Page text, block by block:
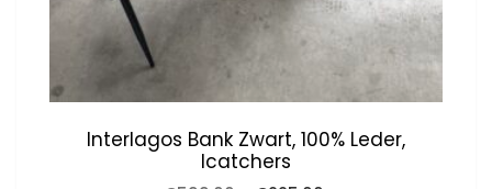
Interlagos Bank Zwart, 100% Leder,
Icatchers